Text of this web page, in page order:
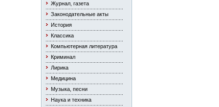
Журнал, газета
Законодательные акты
История
Классика
Компьютерная литература
Криминал
Лирика
Медицина
Музыка, песни
Наука и техника